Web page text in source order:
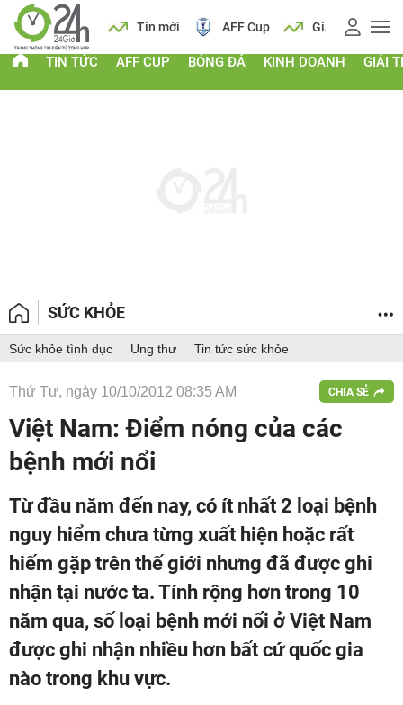
Lịch Tin mới AFF Cup Giá vàng
TIN TỨC AFF CUP BÓNG ĐÁ KINH DOANH GIẢI
SỨC KHỎE
Sức khỏe tình dục Ung thư Tin tức sức khỏe
Thứ Tư, ngày 10/10/2012 08:35 AM CHIA SẺ
Việt Nam: Điểm nóng của các
bệnh mới nổi
Từ đầu năm đến nay, có ít nhất 2 loại bệnh
nguy hiểm chưa từng xuất hiện hoặc rất
hiếm gặp trên thế giới nhưng đã được ghi
nhận tại nước ta. Tính rộng hơn trong 10
năm qua, số loại bệnh mới nổi ở Việt Nam
được ghi nhận nhiều hơn bất cứ quốc gia
nào trong khu vực.